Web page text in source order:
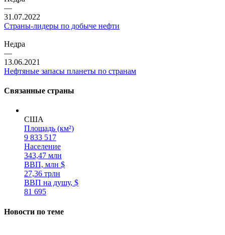
—
31.07.2022
Страны-лидеры по добыче нефти
Недра
—
13.06.2021
Нефтяные запасы планеты по странам
Связанные страны
США
Площадь (км²)
9 833 517
Население
343,47 млн
ВВП, млн $
27,36 трлн
ВВП на душу, $
81 695
Новости по теме